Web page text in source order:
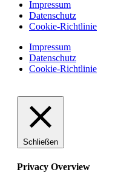
Impressum
Datenschutz
Cookie-Richtlinie
Impressum
Datenschutz
Cookie-Richtlinie
Schließen
Privacy Overview